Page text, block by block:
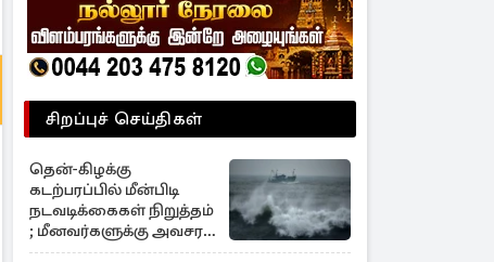
சிறப்புச் செய்திகள்
தென்-கிழக்கு
கடற்பரப்பில் மீன்பிடி
நடவடிக்கைகள் நிறுத்தம்
; மீனவர்களுக்கு அவசர
எச்சரிக்கை